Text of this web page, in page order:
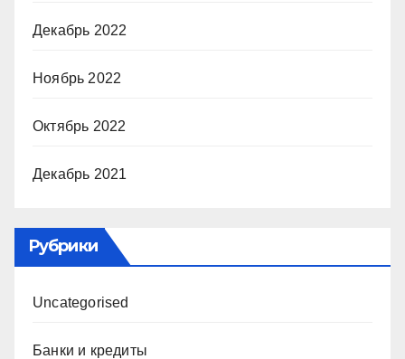
Декабрь 2022
Ноябрь 2022
Октябрь 2022
Декабрь 2021
Рубрики
Uncategorised
Банки и кредиты